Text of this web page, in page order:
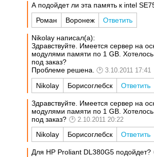
А подойдет ли эта память к intel
Роман Воронеж Ответить
Nikolay написал(а):
Здравствуйте. Имеется сервер на
модулями памяти по 1 GB.
под заказ?
Проблеме решена.
3.10.2011 17:41
Nikolay Борисоглебск Ответить
Здравствуйте. Имеется сервер на
модулями памяти по 1 GB.
под заказ?
2.10.2011 20:22
Nikolay Борисоглебск Ответить
Для HP Proliant DL380G5 подойдет?